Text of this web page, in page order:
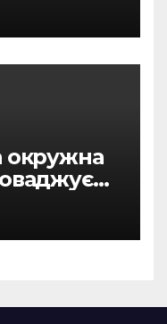
окружна
для